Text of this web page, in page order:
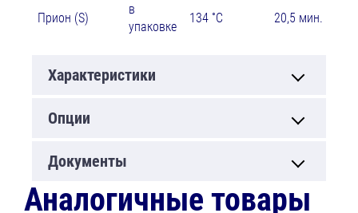
Прион (S)
в
упаковке
134 ˚C 20,5 мин.
Характеристики
Опции
Документы
Аналогичные товары